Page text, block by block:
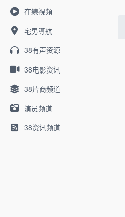
在線視頻
宅男導航
38有声资源
38电影资讯
38片商频道
演员频道
38资讯频道